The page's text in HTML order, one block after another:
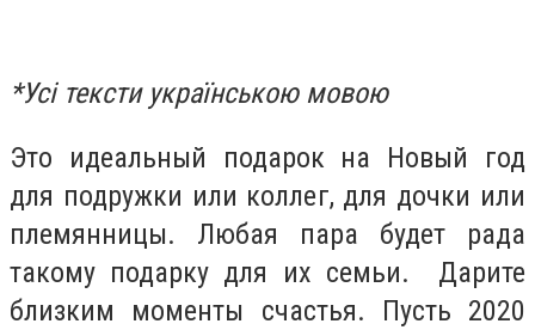
*Усі тексти українською мовою
Это идеальный подарок на Новый год
для подружки или коллег, для дочки или
племянницы. Любая пара будет рада
такому подарку для их семьи. Дарите
близким моменты счастья. Пусть 2020